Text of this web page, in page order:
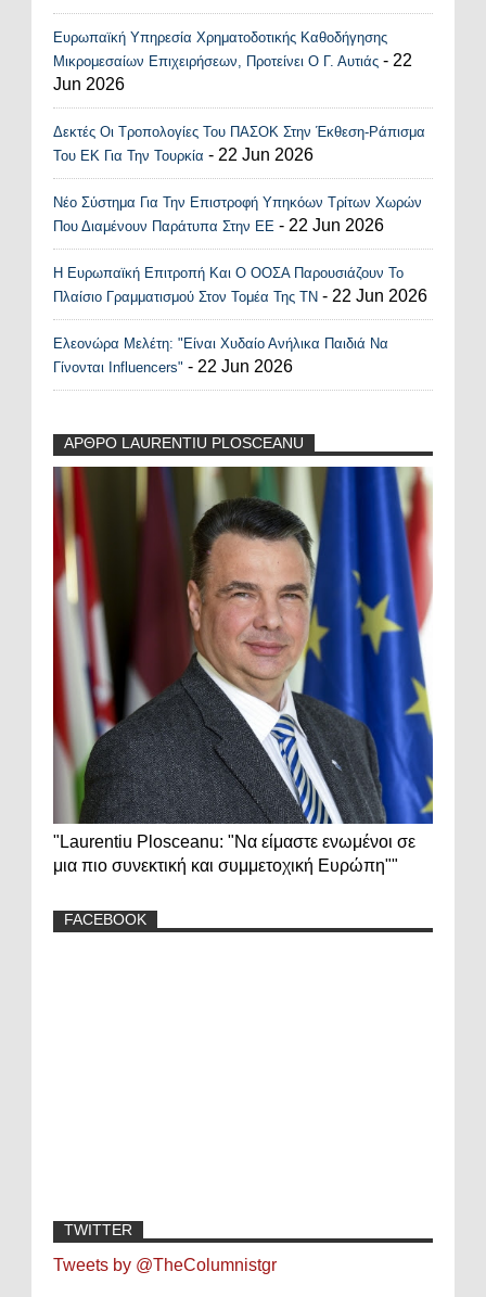
Ευρωπαϊκή Υπηρεσία Χρηματοδοτικής Καθοδήγησης
Μικρομεσαίων Επιχειρήσεων, Προτείνει Ο Γ. Αυτιάς - 22
Jun 2026
Δεκτές Οι Τροπολογίες Του ΠΑΣΟΚ Στην Έκθεση-Ράπισμα
Του ΕΚ Για Την Τουρκία - 22 Jun 2026
Νέο Σύστημα Για Την Επιστροφή Υπηκόων Τρίτων Χωρών
Που Διαμένουν Παράτυπα Στην ΕΕ - 22 Jun 2026
Η Ευρωπαϊκή Επιτροπή Και Ο ΟΟΣΑ Παρουσιάζουν Το
Πλαίσιο Γραμματισμού Στον Τομέα Της ΤΝ - 22 Jun 2026
Ελεονώρα Μελέτη: "Είναι Χυδαίο Ανήλικα Παιδιά Να
Γίνονται Influencers" - 22 Jun 2026
ΑΡΘΡΟ LAURENTIU PLOSCEANU
"Laurentiu Plosceanu: "Να είμαστε ενωμένοι σε
μια πιο συνεκτική και συμμετοχική Ευρώπη""
FACEBOOK
TWITTER
Tweets by @TheColumnistgr